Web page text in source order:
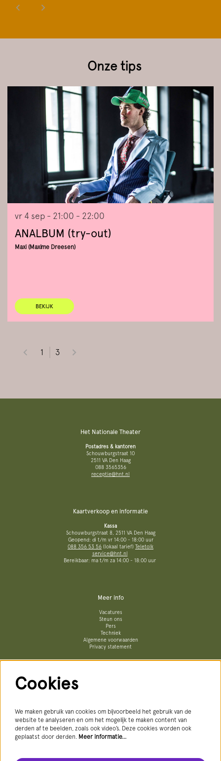
Onze tips
ANALBUM (try-out)
Maxi (Maxime Dreesen)
vr 4 sep - 21:00 - 22:00
BEKIJK
1 3
Het Nationale Theater
Postadres & kantoren
Schouwburgstraat 10
2511 VA Den Haag
088 3565356
receptie@hnt.nl
Kaartverkoop en informatie
Kassa
Schouwburgstraat 8, 2511 VA Den Haag
Geopend: di t/m vr 14:00 - 18:00 uur
088 356 53 56 (lokaal tarief) Teletolk
service@hnt.nl
Bereikbaar: ma t/m za 14:00 - 18:00 uur
Meer info
Vacatures
Steun ons
Pers
Techniek
Algemene voorwaarden
Privacy statement
Cookies
We maken gebruik van cookies om bijvoorbeeld het gebruik van de
website te analyseren en om het mogelijk te maken content van
derden af te beelden, zoals ook video’s. Deze cookies worden ook
geplaatst door derden. Meer informatie…